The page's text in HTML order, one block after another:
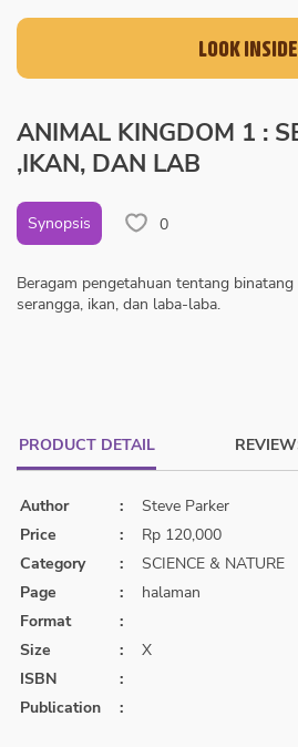
LOOK INSIDE
ANIMAL KINGDOM 1 :
,IKAN, DAN LAB
Synopsis 0
Beragam pengetahuan tentang
serangga, ikan, dan laba-laba.
PRODUCT DETAIL
Author :
Steve Parker
Price
:
Rp 120,000
Category
:
SCIENCE & NATURE
Page
:
halaman
Format
:
Size
:
X
ISBN
:
Publication
: